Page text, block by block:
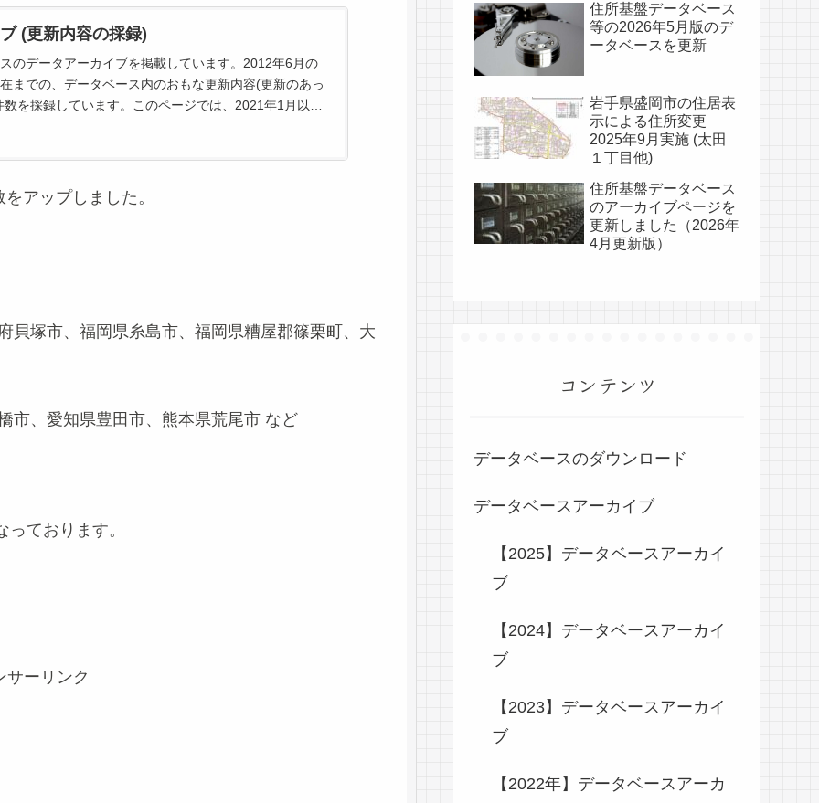
(更新内容の採録)
のデータアーカイブを掲載しています。2012年6月の
までの、データベース内のおもな更新内容(更新のあっ
を採録しています。このページでは、2021年1月以降
アップしました。
貝塚市、福岡県糸島市、福岡県糟屋郡篠栗町、大
市、愛知県豊田市、熊本県荒尾市 など
ております。
サーリンク
住所基盤データベース
等の2026年5月版のデ
ータベースを更新
岩手県盛岡市の住居表
示による住所変更
2025年9月実施 (太田
１丁目他)
住所基盤データベース
のアーカイブページを
更新しました（2026年
4月更新版）
コンテンツ
データベースのダウンロード
データベースアーカイブ
【2025】データベースアーカイ
ブ
【2024】データベースアーカイ
ブ
【2023】データベースアーカイ
ブ
【2022年】データベースアーカ